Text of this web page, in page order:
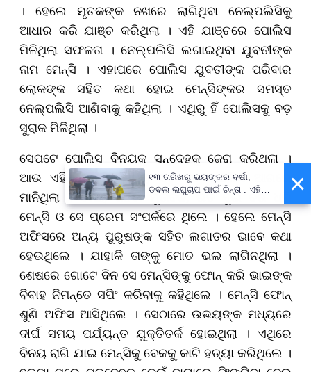
। ହେଲେ ମୃତକଙ୍କ ନଖରେ ଲାଗିଥିବା ନେଲ୍‌ପଲିସିକୁ
ଆଧାର କରି ଯାଞ୍ଚ କରିଥିଲା । ଏହି ଯାଞ୍ଚରେ ପୋଲିସ
ମିଳିଥିଲା ସଫଳତା । ନେଲ୍‌ପଲିସି ଲଗାଇଥିବା ଯୁବତୀଙ୍କ
ନାମ ମେନ୍‌ସି । ଏହାପରେ ପୋଲିସ ଯୁବତୀଙ୍କ ପରିବାର
ଲୋକଙ୍କ ସହିତ କଥା ହୋଇ ମେନ୍‌ସିଙ୍କର ସମସ୍ତ
ନେଲ୍‌ପଲିସି ଆଣିବାକୁ କହିଥିଲା । ଏଥିରୁ ହିଁ ପୋଲିସକୁ ବଡ଼
ସୁରାକ ମିଳିଥିଲା ।
ସେପଟେ ପୋଲିସ ବିନୟକୁ ସନ୍ଦେହକୁ ଜେରା କରିଥିଲା ।
ଆଉ ଏହି ଜେରାରେ ବିନୟ ସବୁ ସତ ପୋଲିସ ଆଗରେ
ମାନିଥିଲା । ବିନୟ କହିବା ମୁତାବିକ, ଗତ ଦୁଇ ବର୍ଷ ଧରି
ମେନ୍‌ସି ଓ ସେ ପ୍ରେମ ସଂପର୍କରେ ଥିଲେ । ହେଲେ ମେନ୍‌ସି
ଅଫିସରେ ଅନ୍ୟ ପୁରୁଷଙ୍କ ସହିତ ଲଗାତର ଭାବେ କଥା
ହେଉଥିଲେ । ଯାହାକି ତାଙ୍କୁ ମୋତ ଭଲ ଲାଗିନଥିଲା ।
ଶେଷରେ ଗୋଟେ ଦିନ ସେ ମେନ୍‌ସିଙ୍କୁ ଫୋନ୍‌ କରି ଭାଇଙ୍କ
ବିବାହ ନିମନ୍ତେ ସପିଂ କରିବାକୁ କହିଥିଲେ । ମେନ୍‌ସି ଫୋନ୍‌
ଶୁଣି ଅଫିସ ଆସିଥିଲେ । ସେଠାରେ ଉଭୟଙ୍କ ମଧ୍ୟରେ
ଦୀର୍ଘ ସମୟ ପର୍ଯ୍ୟନ୍ତ ଯୁକ୍ତିତର୍କ ହୋଇଥିଲା । ଏଥିରେ
ବିନୟ ରାଗି ଯାଇ ମେନ୍‌ସିକୁ ବେକକୁ କାଟି ହତ୍ୟା କରିଥିଲେ ।
×
୧୩ ତାରିଖରୁ ଭୟଙ୍କର ବର୍ଷା,
ଡବଲ ଲଘୁଚାପ ପାଇଁ ଚିନ୍ତା : ଏହି
ସବୁ ଜିଲ୍ଲାବାସୀ ରୁହନ୍ତୁ ସାବଧାନ !